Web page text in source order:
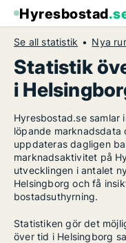
Hyresbostad
Se all statistik Nya
Statistik
i
Hyresbostad.se samlar
löpande marknadsdata
uppdateras dagligen
marknadsaktivitet på
utvecklingen i antalet
Helsingborg och få
bostadsuthyrning.
Statistiken gör det
över tid i Helsingborg